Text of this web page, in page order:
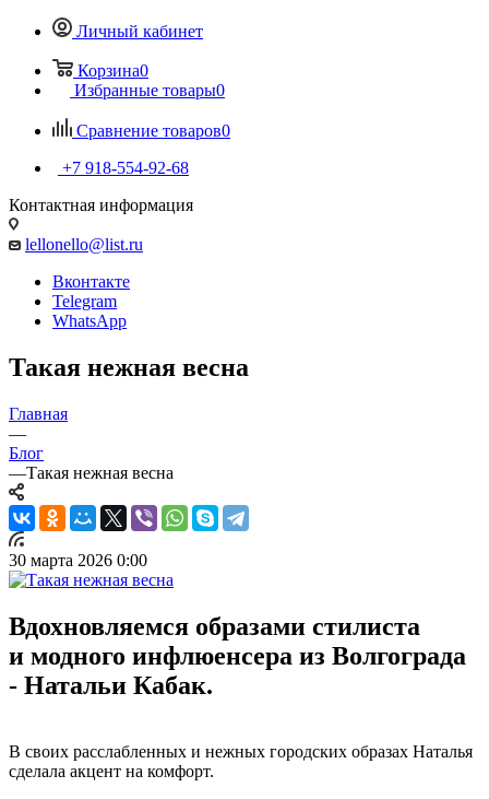
Личный кабинет
Корзина0
Избранные товары0
Сравнение товаров0
+7 918-554-92-68
Контактная информация
lellonello@list.ru
Вконтакте
Telegram
WhatsApp
Такая нежная весна
Главная
—
Блог
—Такая нежная весна
30 марта 2026 0:00
Вдохновляемся образами стилиста
и модного инфлюенсера из Волгограда
- Натальи Кабак.
В своих расслабленных и нежных городских образах Наталья
сделала акцент на комфорт.